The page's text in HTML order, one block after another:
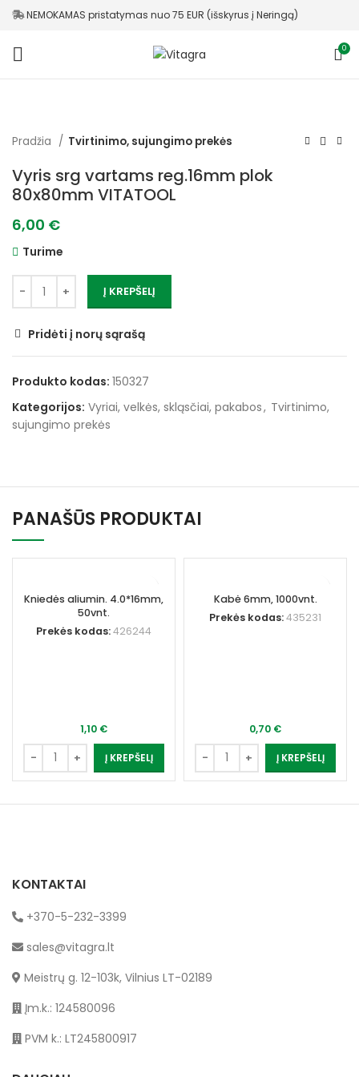
NEMOKAMAS pristatymas nuo 75 EUR (išskyrus į Neringą)
0
Pradžia Tvirtinimo, sujungimo prekės
Vyris srg vartams reg.16mm plok
80x80mm VITATOOL
6,00 €
Turime
Į KREPŠELĮ
Pridėti į norų sąrašą
Produkto kodas: 150327
Kategorijos: Vyriai, velkės, skląsčiai, pakabos, Tvirtinimo,
sujungimo prekės
PANAŠŪS PRODUKTAI
Kniedės aliumin. 4.0*16mm,
50vnt.
Prekės kodas:426244
1,10 €
Į KREPŠELĮ
Kabė 6mm, 1000vnt.
Prekės kodas:435231
0,70 €
Į KREPŠELĮ
KONTAKTAI
+370-5-232-3399
sales@vitagra.lt
Meistrų g. 12-103k, Vilnius LT-02189
Įm.k.: 124580096
PVM k.: LT245800917